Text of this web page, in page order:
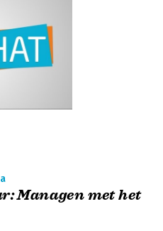
het